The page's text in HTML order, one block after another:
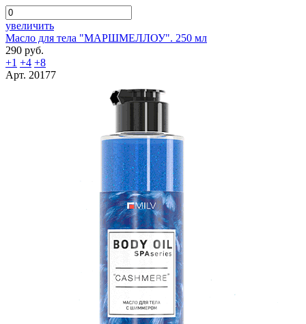
увеличить
Масло для тела "МАРШМЕЛЛОУ". 250 мл
290 руб.
+1 +4 +8
Арт. 20177